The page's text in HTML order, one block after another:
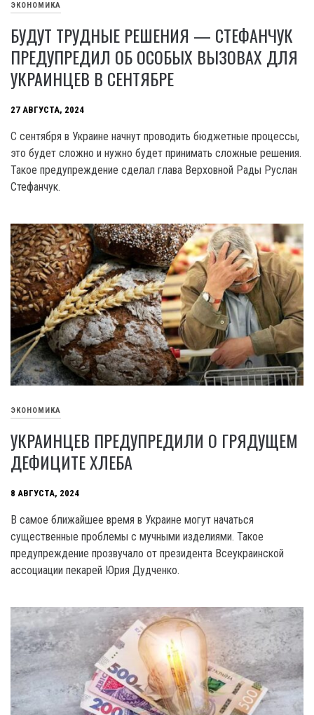
ЭКОНОМИКА
БУДУТ ТРУДНЫЕ РЕШЕНИЯ — СТЕФАНЧУК
ПРЕДУПРЕДИЛ ОБ ОСОБЫХ ВЫЗОВАХ ДЛЯ
УКРАИНЦЕВ В СЕНТЯБРЕ
27 АВГУСТА, 2024
C сентября в Украине начнут проводить бюджетные процессы,
это будет сложно и нужно будет принимать сложные решения.
Такое предупреждение сделал глава Верховной Рады Руслан
Стефанчук.
ЭКОНОМИКА
УКРАИНЦЕВ ПРЕДУПРЕДИЛИ О ГРЯДУЩЕМ
ДЕФИЦИТЕ ХЛЕБА
8 АВГУСТА, 2024
В самое ближайшее время в Украине могут начаться
существенные проблемы с мучными изделиями. Такое
предупреждение прозвучало от президента Всеукраинской
ассоциации пекарей Юрия Дудченко.